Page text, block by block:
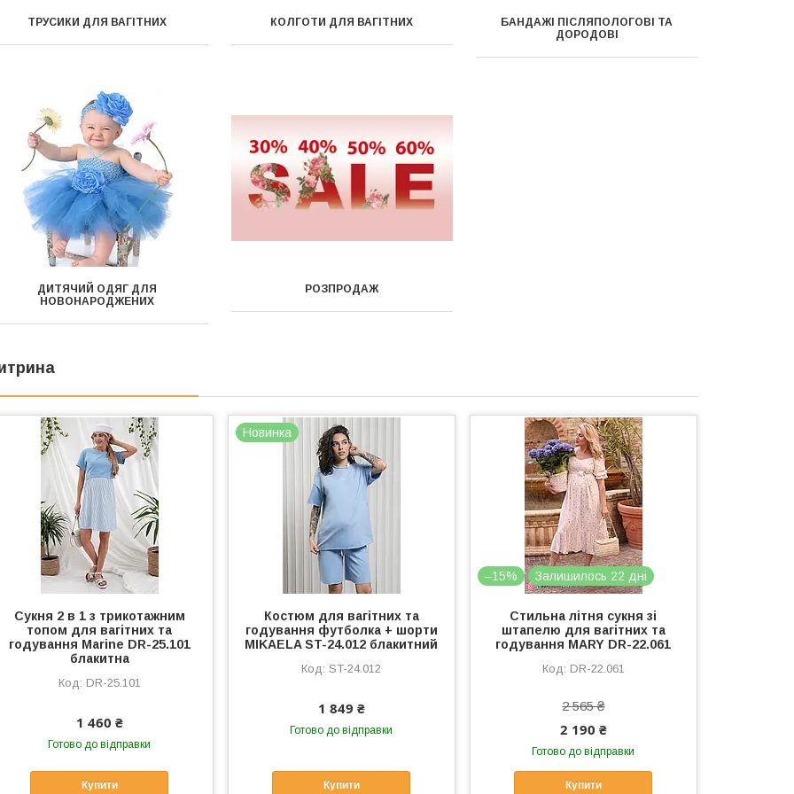
ТРУСИКИ ДЛЯ ВАГІТНИХ КОЛГОТИ ДЛЯ ВАГІТНИХ
БАНДАЖІ ПІСЛЯПОЛОГОВІ ТА
ДОРОДОВІ
ДИТЯЧИЙ ОДЯГ ДЛЯ
НОВОНАРОДЖЕНИХ
РОЗПРОДАЖ
Сукня 2 в 1 з трикотажним
топом для вагітних та
годування Marine DR-25.101
блакитна
DR-25.101
1 460 ₴
Готово до відправки
Купити
Новинка
Костюм для вагітних та
годування футболка + шорти
MIKAELA ST-24.012 блакитний
ST-24.012
1 849 ₴
Готово до відправки
Купити
–15% Залишилось 22 дні
Стильна літня сукня зі
штапелю для вагітних та
годування MARY DR-22.061
DR-22.061
2 565 ₴
2 190 ₴
Готово до відправки
Купити